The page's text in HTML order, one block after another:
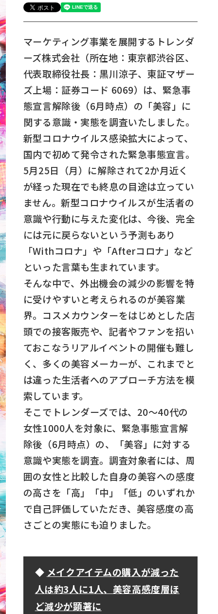
マーケティング事業を展開するトレンダ
ーズ株式会社（所在地：東京都渋谷区、
代表取締役社長：黒川涼子、東証マザー
ズ上場：証券コード 6069）は、緊急事
態宣言解除後（6月時点）の「美容」に
関する意識・実態を調査いたしました。
新型コロナウイルス感染拡大によって、
国内で初めて発令された緊急事態宣言。
5月25日（月）に解除されて2か月近く
が経った現在でも終息の目途は立ってい
ません。新型コロナウイルスが生活者の
意識や行動に与えた変化は、今後、完全
には元に戻らないという予測もあり
「Withコロナ」や「Afterコロナ」など
といった言葉も生まれています。
そんな中で、外出機会の減少の影響を特
に受けやすいと考えられるのが美容業
界。コスメカウンターをはじめとした店
頭での接客販売や、記者やファンを招い
ておこなうリアルイベントの開催も難し
く、多くの美容メーカーが、これまでと
は違った生活者へのアプローチ方法を模
索しています。
そこでトレンダーズでは、20～40代の
女性1000人を対象に、緊急事態宣言解
除後（6月時点）の、「美容」に対する
意識や実態を調査。調査対象者には、周
囲の女性と比較した自身の美容への感度
の高さを「高」「中」「低」のいずれか
で自己評価していただき、美容感度の高
さごとの実態にも迫りました。
◆ メイクアイテムの購入が減った
人は約3人に1人、美容高感度層ほ
ど減少が顕著に